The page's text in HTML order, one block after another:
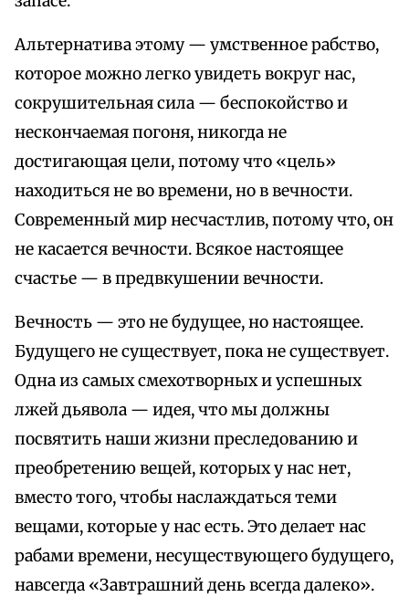
Альтернатива этому — умственное рабство,
которое можно легко увидеть вокруг нас,
сокрушительная сила — беспокойство и
нескончаемая погоня, никогда не
достигающая цели, потому что «цель»
находиться не во времени, но в вечности.
Современный мир несчастлив, потому что, он
не касается вечности. Всякое настоящее
счастье — в предвкушении вечности.
Вечность — это не будущее, но настоящее.
Будущего не существует, пока не существует.
Одна из самых смехотворных и успешных
лжей дьявола — идея, что мы должны
посвятить наши жизни преследованию и
преобретению вещей, которых у нас нет,
вместо того, чтобы наслаждаться теми
вещами, которые у нас есть. Это делает нас
рабами времени, несуществующего будущего,
навсегда «Завтрашний день всегда далеко».